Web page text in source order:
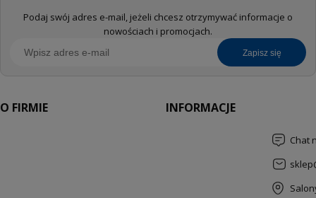
Podaj swój adres e-mail, jeżeli chcesz otrzymywać informacje o
nowościach i promocjach.
zapisz się
O FIRMIE INFORMACJE
Chat